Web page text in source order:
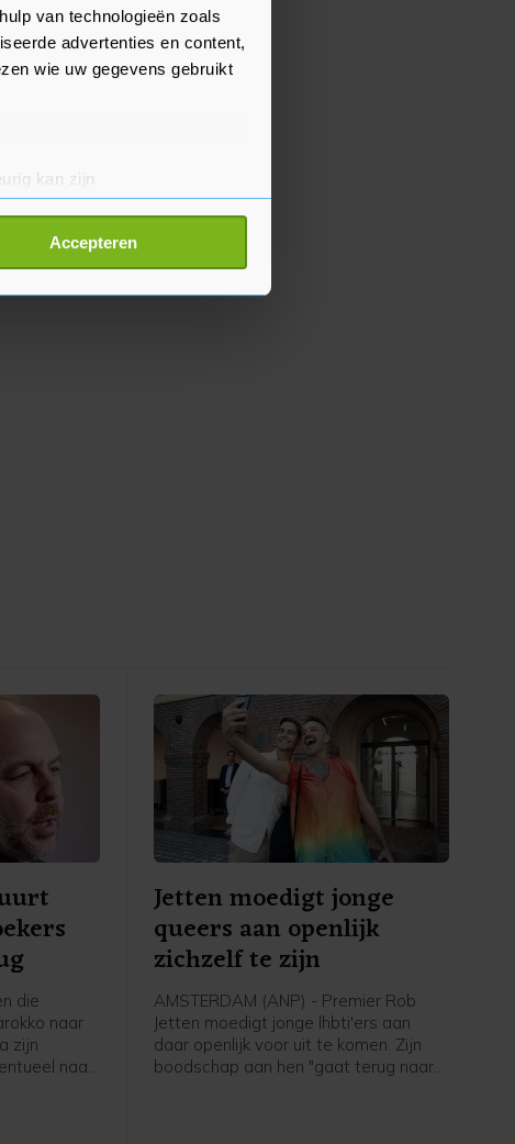
van technologieën zoals
advertenties en content,
wie uw gegevens gebruikt
kan zijn
detailgedeelte
Accepteren
die
naar
zijn
naar
Jetten moedigt jonge
queers aan openlijk
zichzelf te zijn
AMSTERDAM (ANP) - Premier Rob
Jetten moedigt jonge lhbti'ers aan
daar openlijk voor uit te komen. Zijn
boodschap aan hen "gaat terug naar